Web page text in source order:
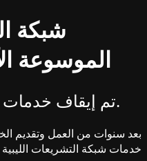
شبكة
الموسوعة
تم إيقاف خدمات شبكة التشريعات الليبية.
بعد سنوات من العمل وتقديم
خدمات شبكة التشريعات الليبية